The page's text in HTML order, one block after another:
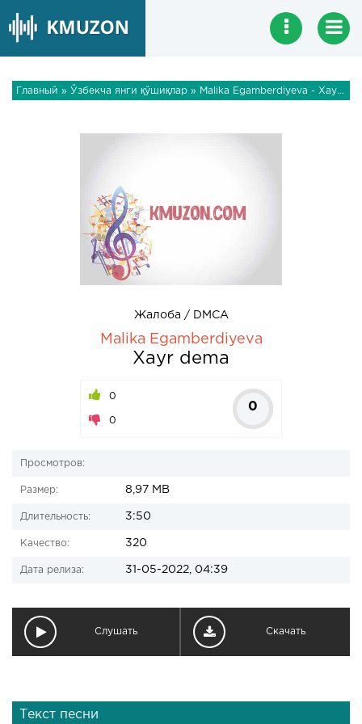
Главный » Ўзбекча янги қўшиқлар » Malika Egamberdiyeva - Xayr dema
Жалоба / DMCA
Malika Egamberdiyeva
Xayr dema
0
0
0
Просмотров:
Размер: 8,97 MB
Длительность: 3:50
Качество: 320
Дата релиза: 31-05-2022, 04:39
Слушать Скачать
Текст песни